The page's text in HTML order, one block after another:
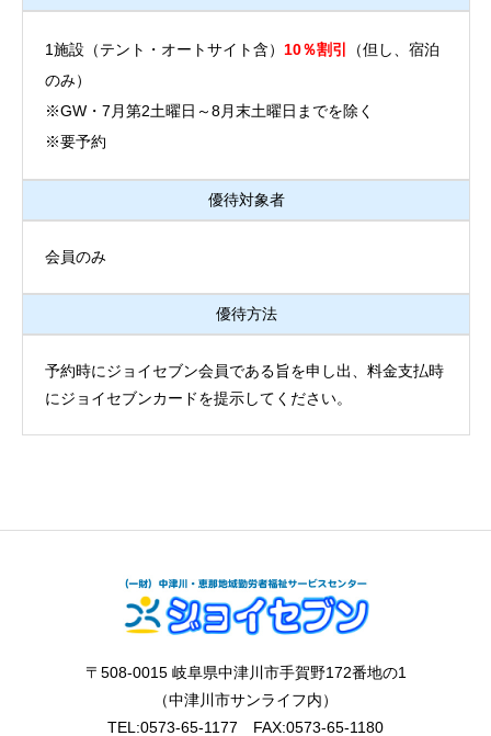
1施設（テント・オートサイト含） 10％割引
（但し、宿泊
のみ）
※GW・7月第2土曜日～8月末土曜日までを除く
※要予約
優待対象者
会員のみ
優待方法
予約時にジョイセブン会員である旨を申し出、料金支払時
にジョイセブンカードを提示してください。
〒508-0015 岐阜県中津川市手賀野172番地の1
（中津川市サンライフ内）
TEL:0573-65-1177 FAX:0573-65-1180